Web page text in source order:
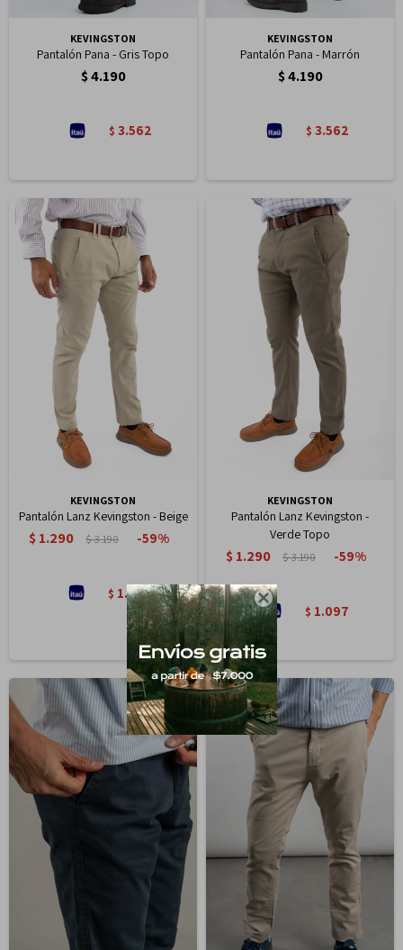

KEVINGSTON
Pantalón Pana - Gris Topo
$4.190
$ 3.562
KEVINGSTON
Pantalón Pana - Marrón
$4.190
$ 3.562
KEVINGSTON
Pantalón Lanz Kevingston - Beige
$ 1.290 $3.190 59
$ 1.097
KEVINGSTON
Pantalón Lanz Kevingston -
Verde Topo
$ 1.290 $3.190 59
$ 1.097